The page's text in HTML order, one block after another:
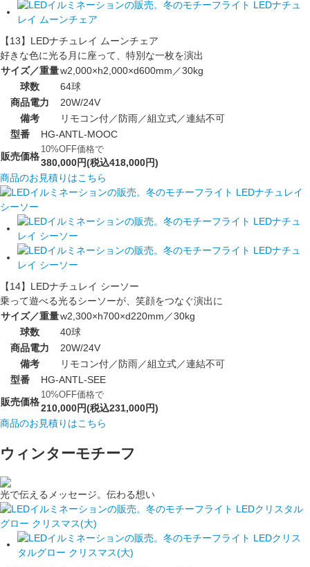
【13】LEDナチュレイ ムーンチェア
好きな色に光る月に座って、特別な一枚を演出
サイズ／重量w2,000×h2,000×d600mm／30kg
球数
64球
商品電力
20W/24V
備考
リモコン付／防雨／組立式／連結不可
型番
HG-ANTL-MOOC
販売価格
10%OFF価格で
380,000円(税込418,000円)
商品のお見積りはこちら
【14】LEDナチュレイ シーソー
乗って遊べる光るシーソーが、笑顔をつなぐ演出に
サイズ／重量w2,300×h700×d220mm／30kg
球数
40球
商品電力
20W/24V
備考
リモコン付／防雨／組立式／連結不可
型番
HG-ANTL-SEE
販売価格
10%OFF価格で
210,000円(税込231,000円)
商品のお見積りはこちら
ウィンターモチーフ
光で伝えるメッセージ。伝わる想い